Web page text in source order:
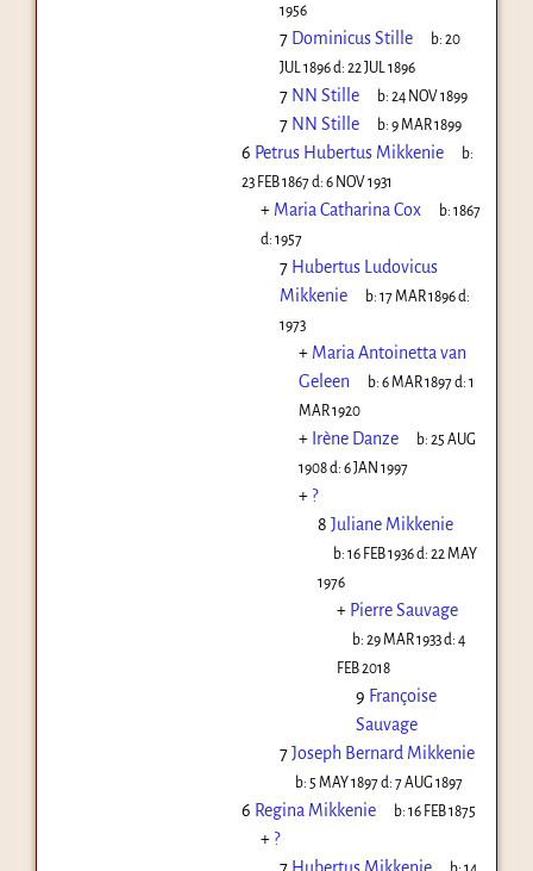
1956
7 Dominicus Stille b:20
JUL 1896d: 22 JUL 1896
7 NN Stille b:24 NOV 1899
7 NN Stille b:9 MAR 1899
6 Petrus Hubertus Mikkenie
b:
23 FEB 1867d: 6 NOV 1931
+ Maria Catharina Cox b:1867
d: 1957
7 Hubertus Ludovicus
Mikkenie
b:17 MAR 1896d:
1973
+ Maria Antoinetta van
Geleen
b:6 MAR 1897d:1
MAR 1920
+ Irène Danze b:25 AUG
1908d: 6 JAN 1997
+ ?
8 Juliane Mikkenie
b:16 FEB 1936d:22 MAY
1976
+ Pierre Sauvage
b:29 MAR 1933d:4
FEB 2018
9 Françoise
Sauvage
7Joseph Bernard Mikkenie
b: 5 MAY 1897d:7 AUG 1897
6 Regina Mikkenie b:16 FEB 1875
+ ?
7 Hubertus Mikkenie